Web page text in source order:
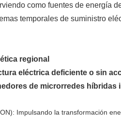
como fuentes de energía
temporales de suministro
regional
eléctrica deficiente o sin
de microrredes híbridas